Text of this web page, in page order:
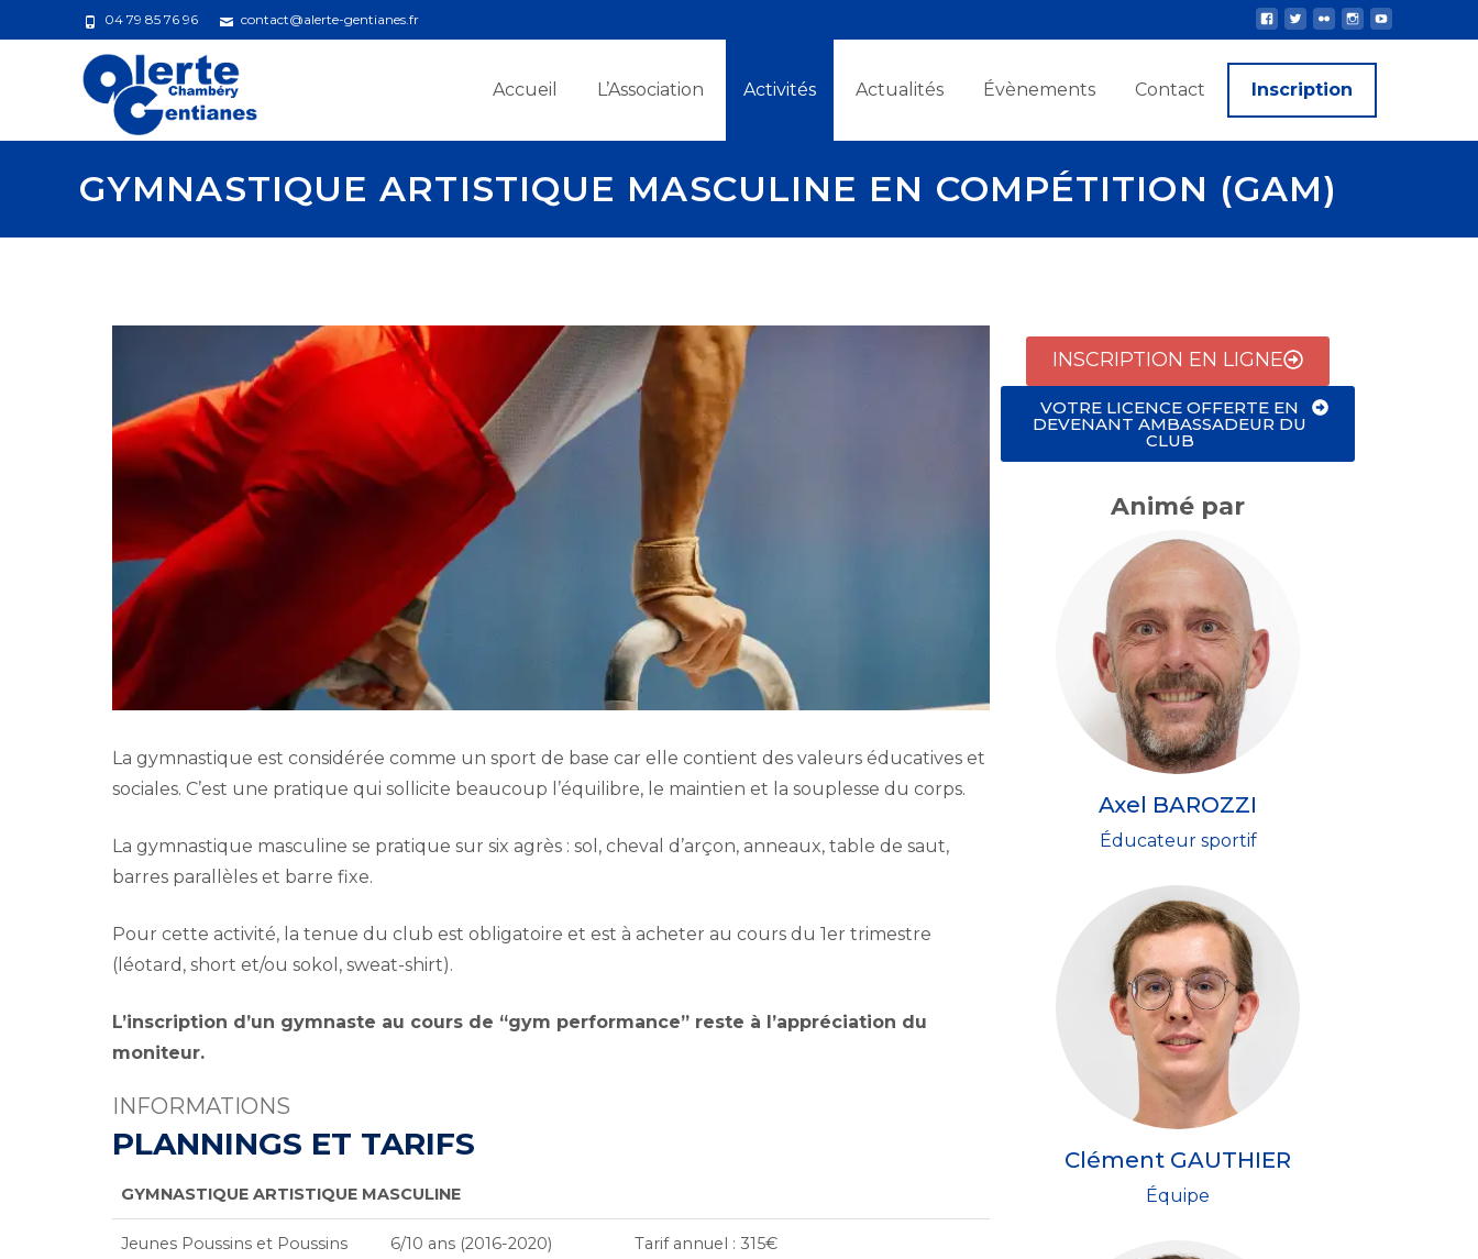
04 79 85 76 96 contact@alerte-gentianes.fr
Accueil L’Association Activités Actualités Évènements Contact Inscription
GYMNASTIQUE ARTISTIQUE MASCULINE EN COMPÉTITION (GAM)
La gymnastique est considérée comme un sport de base car elle contient des valeurs éducatives et
sociales. C’est une pratique qui sollicite beaucoup l’équilibre, le maintien et la souplesse du corps.
La gymnastique masculine se pratique sur six agrès : sol, cheval d’arçon, anneaux, table de saut,
barres parallèles et barre fixe.
Pour cette activité, la tenue du club est obligatoire et est à acheter au cours du 1er trimestre
(léotard, short et/ou sokol, sweat-shirt).
L’inscription d’un gymnaste au cours de “gym performance” reste à l’appréciation du
moniteur.
INFORMATIONS
PLANNINGS ET TARIFS
GYMNASTIQUE ARTISTIQUE MASCULINE
Jeunes Poussins et Poussins 6/10 ans (2016-2020) Tarif annuel : 315€
INSCRIPTION EN LIGNE
VOTRE LICENCE OFFERTE EN
DEVENANT AMBASSADEUR DU
CLUB
Animé par
Axel BAROZZI
Éducateur sportif
Clément GAUTHIER
Équipe